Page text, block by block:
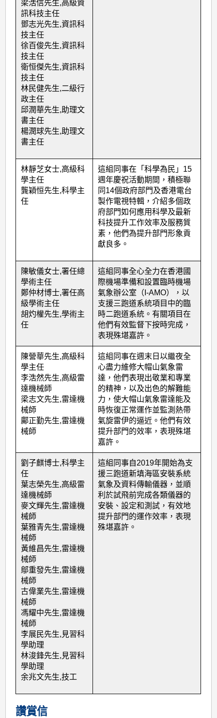
梁浩信先生,高級資
訊科技主任
鄧志光先生,資訊科
技主任
徐百俊先生,資訊科
技主任
衛恒傑先生,資訊科
技主任
林民健先生,二級行
政主任
邱潤華先生,助理文
書主任
楊潤球先生,助理文
書主任
林靜芝女士,高級科
學主任
龔穎恒先生,科學主
任
這組同事在「科學為民」 15
週年慶祝活動期間，積極聯
同 14個政府部門及香港電台
製作電視特輯，介紹多個政
府部門如何應用科學及最新
科技提升工作效率及服務質
素，他們為提升部門形象貢
獻良多。
陳敏儀女士,署任總
學術主任
鄭仲材博士,署任高
級學術主任
胡灼權先生,學術主
任
這組同事全心全力在香港國
際機場準備和設置臨時機場
氣象辦公室（ I-AMO），以
支援三跑道系統項目中的臨
時二跑道系統。有關項目在
他們有效監督下按時完成，
表現殊堪嘉許。
陳營華先生,高級科
學主任
李浩然先生,高級雷
達機械師
梁志文先生,雷達機
械師
鄺正勤先生,雷達機
械師
這組同事在週末日以繼夜全
心盡力維修大帽山氣象雷
達，他們表現出敬業和專業
的精神，以及出色的解難能
力，使大帽山氣象雷達能及
時恢復正常運作並監測熱帶
氣旋雷伊的逼近。他們有效
提升部門的效率，表現殊堪
嘉許。
劉子麒博士,科學主
任
葉志榮先生,高級雷
達機械師
麥文輝先生,雷達機
械師
葉雅青先生,雷達機
械師
黃維昌先生,雷達機
械師
鄔重發先生,雷達機
械師
古偉業先生,雷達機
械師
馮耀中先生,雷達機
械師
李展民先生, 見習科
學助理
林浚鋒先生, 見習科
學助理
余兆文先生,技工
這組同事自2019年開始為支
援三跑道新填海區安裝系統
氣象及資料傳輸儀器，並順
利於試飛前完成各類儀器的
安裝、設定和測試，有效地
提升部門的運作效率，表現
殊堪嘉許。
讚賞信